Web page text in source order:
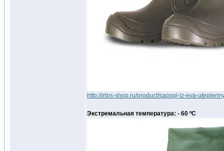
http://irbis-shop.ru/product/sapogi-iz-eva-
Экстремальная температура: - 60 ºС